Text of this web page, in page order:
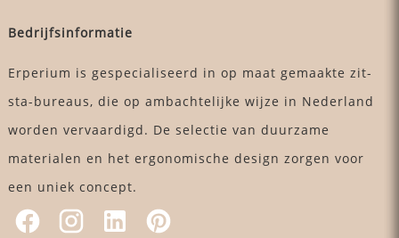
Bedrijfsinformatie
Erperium is gespecialiseerd in op maat gemaakte zit-
sta-bureaus, die op ambachtelijke wijze in Nederland
worden vervaardigd. De selectie van duurzame
materialen en het ergonomische design zorgen voor
een uniek concept.